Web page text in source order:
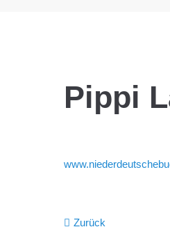
Pippi
Zurück